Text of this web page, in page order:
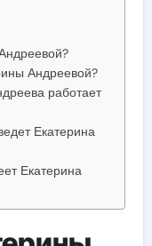
Андреевой?
работает
Екатерина
Екатерина